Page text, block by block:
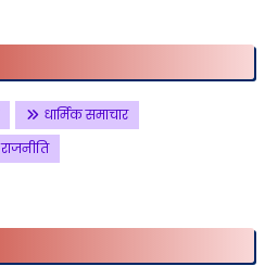
धार्मिक समाचार
राजनीति